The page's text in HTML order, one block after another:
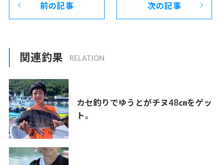
前の記事 次の記事
関連釣果
カセ釣りでゆうとがチヌ48㎝をゲッ
ト。